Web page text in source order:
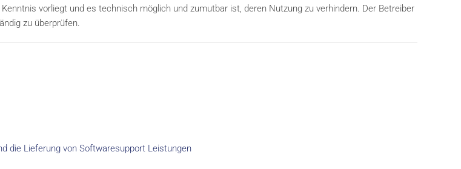
vorliegt und es technisch möglich und zumutbar ist, deren Nutzung zu verhindern. Der Betreiber
zu überprüfen.
die Lieferung von Softwaresupport Leistungen